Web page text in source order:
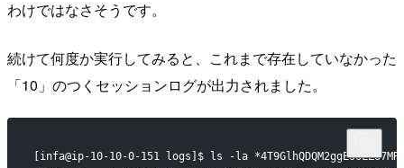
わけではなさそうです。
続けて何度か実行してみると、これまで存在していなかった
「10」のつくセッションログが出力されました。
[infa@ip-10-10-0-151 logs]$ ls -la